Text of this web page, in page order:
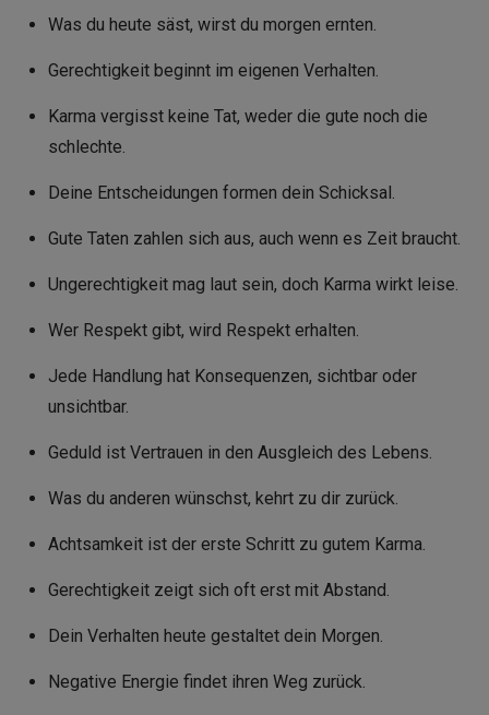
Was du heute säst, wirst du morgen ernten.
Gerechtigkeit beginnt im eigenen Verhalten.
Karma vergisst keine Tat, weder die gute noch die
schlechte.
Deine Entscheidungen formen dein Schicksal.
Gute Taten zahlen sich aus, auch wenn es Zeit braucht.
Ungerechtigkeit mag laut sein, doch Karma wirkt leise.
Wer Respekt gibt, wird Respekt erhalten.
Jede Handlung hat Konsequenzen, sichtbar oder
unsichtbar.
Geduld ist Vertrauen in den Ausgleich des Lebens.
Was du anderen wünschst, kehrt zu dir zurück.
Achtsamkeit ist der erste Schritt zu gutem Karma.
Gerechtigkeit zeigt sich oft erst mit Abstand.
Dein Verhalten heute gestaltet dein Morgen.
Negative Energie findet ihren Weg zurück.